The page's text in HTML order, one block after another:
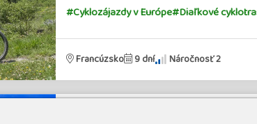
#Cyklozájazdy v Európe#Diaľkové
Francúzsko 9 dní Náročnosť 2
Pohodový týden - Švýcarsko -